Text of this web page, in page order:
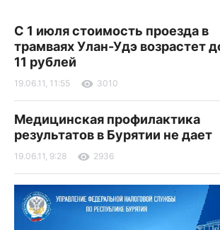
C 1 июля стоимость проезда в
трамваях Улан-Удэ возрастет
11 рублей
19.06.11, 11:55 3010
Медицинская профилактика
результатов в Бурятии не дает
19.06.11, 9:28 2936